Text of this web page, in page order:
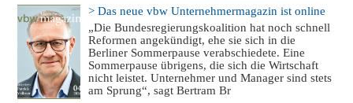
> Das neue vbw Unternehmermagazin ist online
„Die Bundesregierungskoalition hat noch schnell
Reformen angekündigt, ehe sie sich in die
Berliner Sommerpause verabschiedete. Eine
Sommerpause übrigens, die sich die Wirtschaft
nicht leistet. Unternehmer und Manager sind stets
am Sprung“, sagt Bertram Br